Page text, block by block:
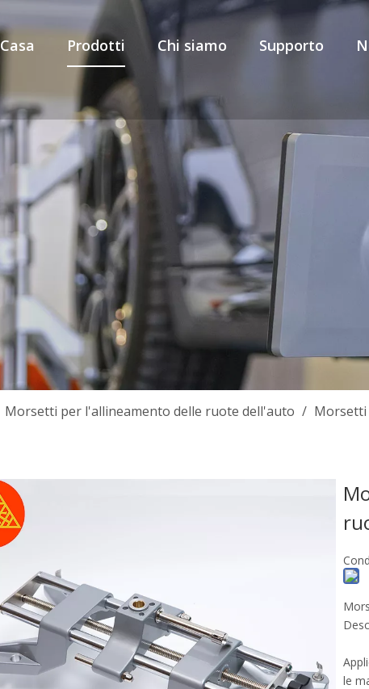
Casa Prodotti Chi siamo Supporto
Morsetti per l'allineamento delle ruote dell'auto / Morsetti
le